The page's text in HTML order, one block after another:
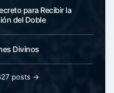
para Recibir la
del Doble
Divinos
posts →